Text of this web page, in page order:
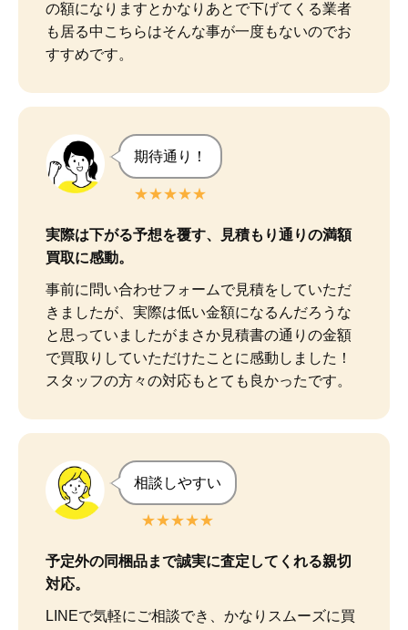
の額になりますとかなりあとで下げてくる業者
も居る中こちらはそんな事が一度もないのでお
すすめです。
期待通り！
★★★★★
実際は下がる予想を覆す、見積もり通りの満額
買取に感動。
事前に問い合わせフォームで見積をしていただ
きましたが、実際は低い金額になるんだろうな
と思っていましたがまさか見積書の通りの金額
で買取りしていただけたことに感動しました！
スタッフの方々の対応もとても良かったです。
相談しやすい
★★★★★
予定外の同梱品まで誠実に査定してくれる親切
対応。
LINEで気軽にご相談でき、かなりスムーズに買